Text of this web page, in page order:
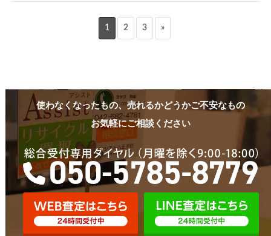
1 2 3 »
使わなくなったもの、売れるかどうかご不安なもの
お気軽にご相談ください